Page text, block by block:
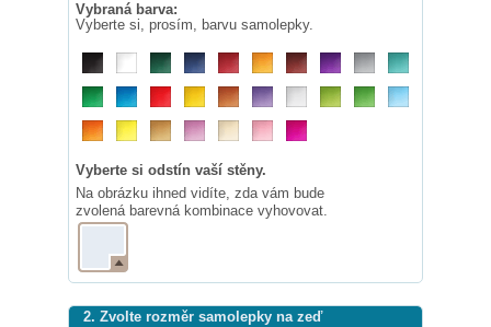
Vybraná barva:
Vyberte si, prosím, barvu samolepky.
Vyberte si odstín vaší stěny.
Na obrázku ihned vidíte, zda vám bude
zvolená barevná kombinace vyhovovat.
2. Zvolte rozměr samolepky na zeď